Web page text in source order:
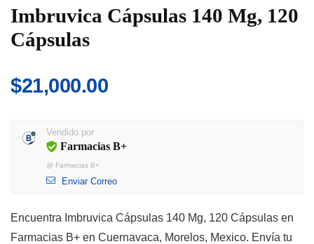
Imbruvica Cápsulas 140 Mg, 120
Cápsulas
$21,000.00
Vendido por
Farmacias B+
@ Farmacias B+
Enviar Correo
Encuentra Imbruvica Cápsulas 140 Mg, 120 Cápsulas en
Farmacias B+ en Cuernavaca, Morelos, Mexico. Envía tu